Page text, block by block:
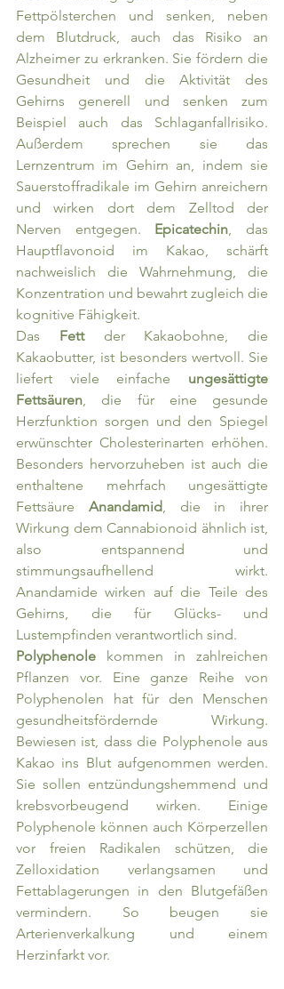
Fettpölsterchen und senken, neben
dem Blutdruck, auch das Risiko an
Alzheimer zu erkranken. Sie fördern die
Gesundheit und die Aktivität des
Gehirns generell und senken zum
Beispiel auch das Schlaganfallrisiko.
Außerdem sprechen sie das
Lernzentrum im Gehirn an, indem sie
Sauerstoffradikale im Gehirn anreichern
und wirken dort dem Zelltod der
Nerven entgegen. Epicatechin, das
Hauptflavonoid im Kakao, schärft
nachweislich die Wahrnehmung, die
Konzentration und bewahrt zugleich die
kognitive Fähigkeit.
Das Fett der Kakaobohne, die
Kakaobutter, ist besonders wertvoll. Sie
liefert viele einfache ungesättigte
Fettsäuren, die für eine gesunde
Herzfunktion sorgen und den Spiegel
erwünschter Cholesterinarten erhöhen.
Besonders hervorzuheben ist auch die
enthaltene mehrfach ungesättigte
Fettsäure Anandamid, die in ihrer
Wirkung dem Cannabionoid ähnlich ist,
also entspannend und
stimmungsaufhellend wirkt.
Anandamide wirken auf die Teile des
Gehirns, die für Glücks- und
Lustempfinden verantwortlich sind.
Polyphenole
kommen in zahlreichen
Pflanzen vor. Eine ganze Reihe von
Polyphenolen hat für den Menschen
gesundheitsfördernde Wirkung.
Bewiesen ist, dass die Polyphenole aus
Kakao ins Blut aufgenommen werden.
Sie sollen entzündungshemmend und
krebsvorbeugend wirken. Einige
Polyphenole können auch Körperzellen
vor freien Radikalen schützen, die
Zelloxidation verlangsamen und
Fettablagerungen in den Blutgefäßen
vermindern. So beugen sie
Arterienverkalkung und einem
Herzinfarkt vor.